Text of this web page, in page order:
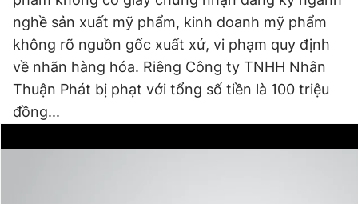
nghề sản xuất mỹ phẩm, kinh doanh mỹ phẩm
không rõ nguồn gốc xuất xứ, vi phạm quy định
về nhãn hàng hóa. Riêng Công ty TNHH Nhân
Thuận Phát bị phạt với tổng số tiền là 100 triệu
đồng...